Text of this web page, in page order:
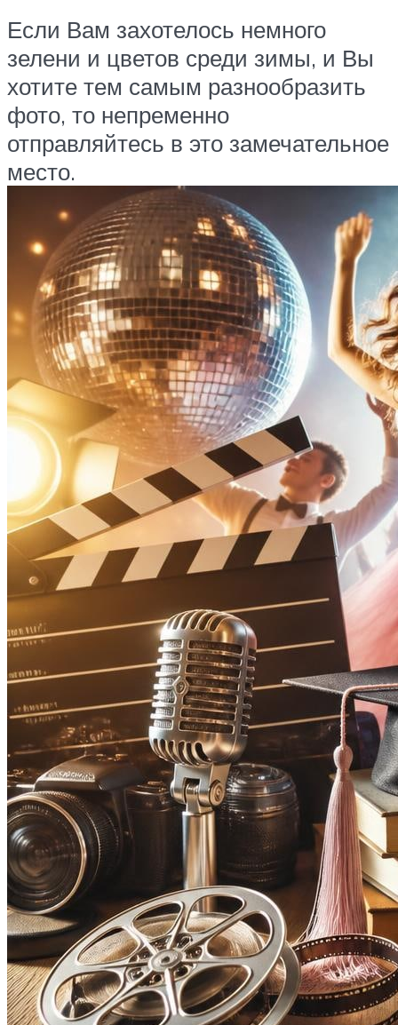
Если Вам захотелось немного
зелени и цветов среди зимы, и Вы
хотите тем самым разнообразить
фото, то непременно
отправляйтесь в это замечательное
место.